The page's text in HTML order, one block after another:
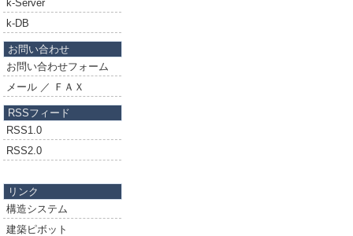
k-Server
k-DB
お問い合わせ
お問い合わせフォーム
メール ／ ＦＡＸ
RSSフィード
RSS1.0
RSS2.0
リンク
構造システム
建築ピボット